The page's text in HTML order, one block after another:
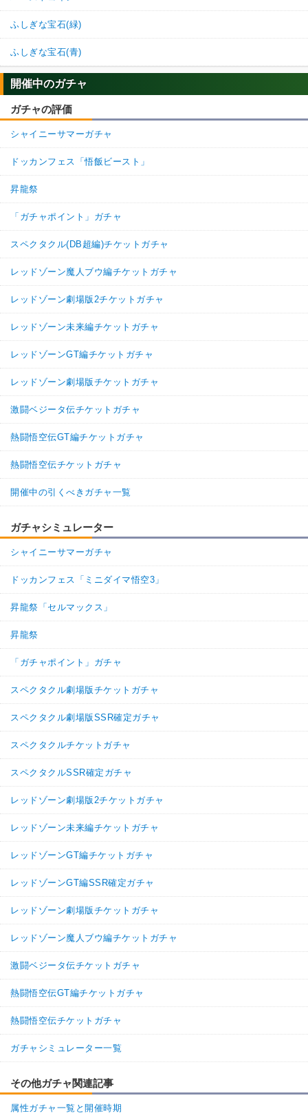
ふしぎな宝石(緑)
ふしぎな宝石(青)
開催中のガチャ
ガチャの評価
シャイニーサマーガチャ
ドッカンフェス「悟飯ビースト」
昇龍祭
「ガチャポイント」ガチャ
スペクタクル(DB超編)チケットガチャ
レッドゾーン魔人ブウ編チケットガチャ
レッドゾーン劇場版2チケットガチャ
レッドゾーン未来編チケットガチャ
レッドゾーンGT編チケットガチャ
レッドゾーン劇場版チケットガチャ
激闘ベジータ伝チケットガチャ
熱闘悟空伝GT編チケットガチャ
熱闘悟空伝チケットガチャ
開催中の引くべきガチャ一覧
ガチャシミュレーター
シャイニーサマーガチャ
ドッカンフェス「ミニダイマ悟空3」
昇龍祭「セルマックス」
昇龍祭
「ガチャポイント」ガチャ
スペクタクル劇場版チケットガチャ
スペクタクル劇場版SSR確定ガチャ
スペクタクルチケットガチャ
スペクタクルSSR確定ガチャ
レッドゾーン劇場版2チケットガチャ
レッドゾーン未来編チケットガチャ
レッドゾーンGT編チケットガチャ
レッドゾーンGT編SSR確定ガチャ
レッドゾーン劇場版チケットガチャ
レッドゾーン魔人ブウ編チケットガチャ
激闘ベジータ伝チケットガチャ
熱闘悟空伝GT編チケットガチャ
熱闘悟空伝チケットガチャ
ガチャシミュレーター一覧
その他ガチャ関連記事
属性ガチャ一覧と開催時期